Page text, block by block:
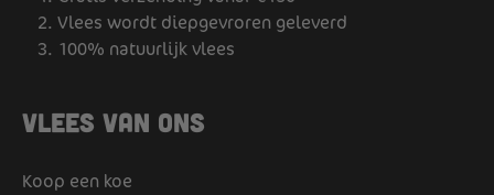
Vlees wordt diepgevroren geleverd
100% natuurlijk vlees
Vlees van ons
Koop een koe